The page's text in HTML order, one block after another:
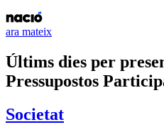
ara mateix
Últims dies per
Pressupostos
Societat